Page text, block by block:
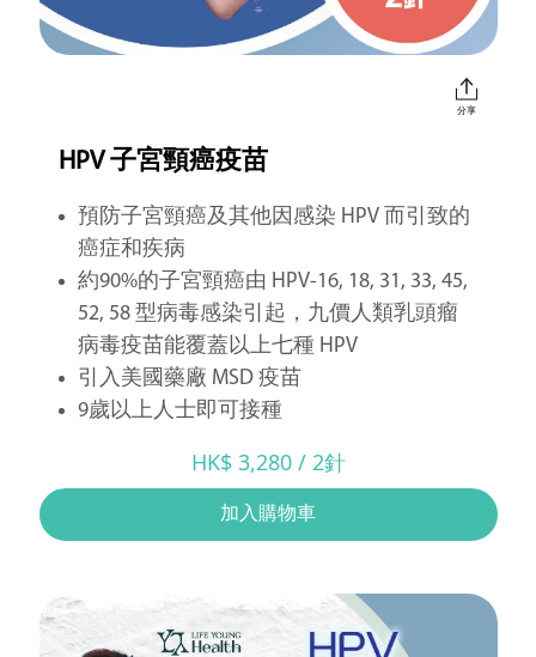
分享
HPV 子宮頸癌疫苗
預防子宮頸癌及其他因感染 HPV 而引致的
癌症和疾病
約90%的子宮頸癌由 HPV-16, 18, 31, 33, 45,
52, 58 型病毒感染引起，九價人類乳頭瘤
病毒疫苗能覆蓋以上七種 HPV
引入美國藥廠 MSD 疫苗
9歲以上人士即可接種
HK$ 3,280 / 2針
加入購物車